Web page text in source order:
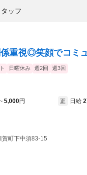
ッフ
係重視◎笑顔でコミ
日曜休み 週2回 週3回
~ 5,000円 正 日給 2
賀町下中須83-15